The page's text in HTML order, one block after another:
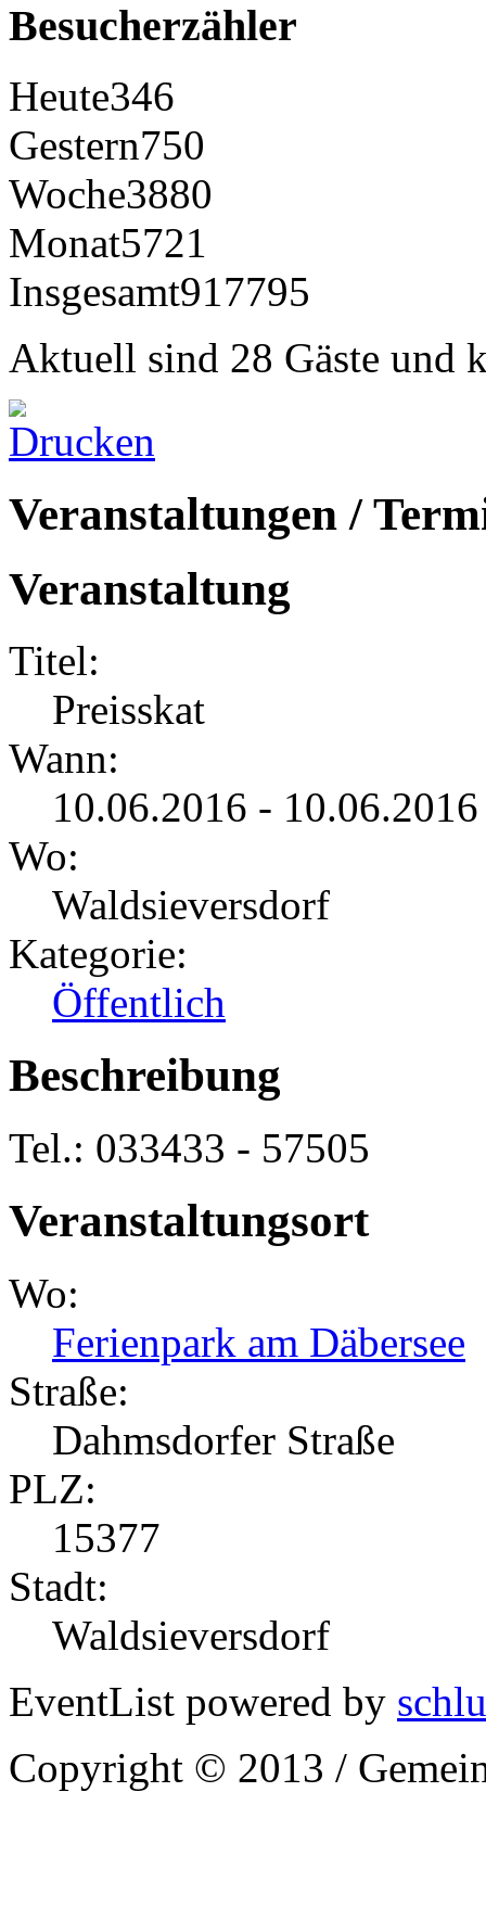
Besucherzähler
Heute346
Gestern750
Woche3880
Monat5721
Insgesamt917795
Aktuell sind 28 Gäste und
Veranstaltungen /
Veranstaltung
Titel:
Preisskat
Wann:
10.06.2016 -
Wo:
Waldsieversdorf
Kategorie:
Öffentlich
Beschreibung
Tel.: 033433 - 57505
Veranstaltungsort
Wo:
Ferienpark am Däbersee
Straße:
Dahmsdorfer Straße
PLZ:
15377
Stadt:
Waldsieversdorf
EventList powered by
Copyright © 2013 /